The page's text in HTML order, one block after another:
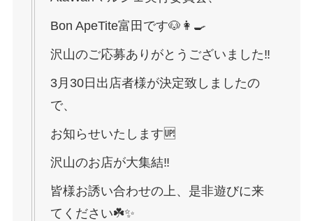
Bon ApeTite富田です🐶👩‍🍳
沢山のご応募ありがとうございました‼️
3月30日出店者様が決定致しましたの
で、
お知らせいたします🆙
沢山のお店が大集結‼️
皆様お誘い合わせの上、是非遊びに来
てください☘️✨